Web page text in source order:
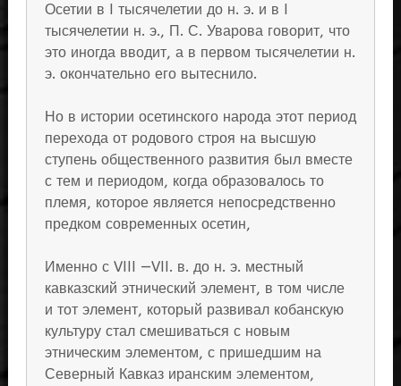
Осетии в I тысячелетии до н. э. и в I
тысячелетии н. э., П. С. Уварова говорит, что
это иногда вводит, а в первом тысячелетии н.
э. окончательно его вытеснило.
Но в истории осетинского народа этот период
перехода от родового строя на высшую
ступень общественного развития был вместе
с тем и периодом, когда образовалось то
племя, которое является непосредственно
предком современных осетин,
Именно с VIII —VII. в. до н. э. местный
кавказский этнический элемент, в том числе
и тот элемент, который развивал кобанскую
культуру стал смешиваться с новым
этническим элементом, с пришедшим на
Северный Кавказ иранским элементом,